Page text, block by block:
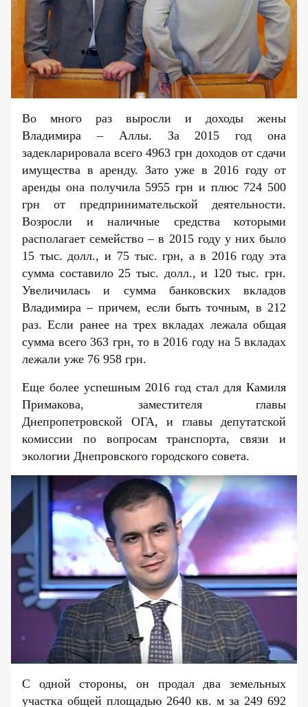
Во много раз выросли и доходы жены
Владимира – Аллы. За 2015 год она
задекларировала всего 4963 грн доходов от сдачи
имущества в аренду. Зато уже в 2016 году от
аренды она получила 5955 грн и плюс 724 500
грн от предпринимательской деятельности.
Возросли и наличные средства которыми
располагает семейство – в 2015 году у них было
15 тыс. долл., и 75 тыс. грн, а в 2016 году эта
сумма составило 25 тыс. долл., и 120 тыс. грн.
Увеличилась и сумма банковских вкладов
Владимира – причем, если быть точным, в 212
раз. Если ранее на трех вкладах лежала общая
сумма всего 363 грн, то в 2016 году на 5 вкладах
лежали уже 76 958 грн.
Еще более успешным 2016 год стал для Камиля
Примакова, заместителя главы
Днепропетровской ОГА, и главы депутатской
комиссии по вопросам транспорта, связи и
экологии Днепровского городского совета.
С одной стороны, он продал два земельных
участка общей площадью 2640 кв. м за 249 692